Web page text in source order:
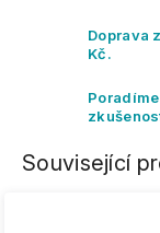
Doprava
Kč.
Související